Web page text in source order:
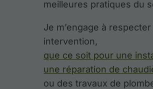
meilleures pratiques du
Je m’engage à
intervention,
que ce soit pour une
une réparation de
ou des travaux de